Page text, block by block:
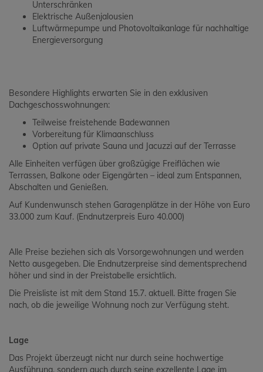
Unterschränken
Elektrische Außenjalousien
Luftwärmepumpe und Photovoltaikanlage für nachhaltige
Energieversorgung
Besondere Highlights erwarten Sie in den exklusiven
Dachgeschosswohnungen:
Teilweise freistehende Badewannen
Vorbereitung für Klimaanschluss
Option auf private Sauna und Jacuzzi auf der Terrasse
Alle Einheiten verfügen über großzügige Freiflächen wie
Terrassen, Balkone oder Eigengärten – ideal zum Entspannen,
Abschalten und Genießen.
Auf Kundenwunsch stehen Garagenplätze in der Höhe von Euro
33.000 zum Kauf. (Endnutzerpreis Euro 40.000)
Alle Preise beziehen sich als Vorsorgewohnungen und werden
Netto ausgegeben. Die Endnutzerpreise sind dementsprechend
höher und sind in der Preistabelle ersichtlich.
Die Preisliste ist mit dem Stand 15.7. aktuell. Bitte fragen Sie
nach, ob die jeweilige Wohnung noch zur Verfügung steht.
Lage
Das Projekt überzeugt nicht nur durch seine hochwertige